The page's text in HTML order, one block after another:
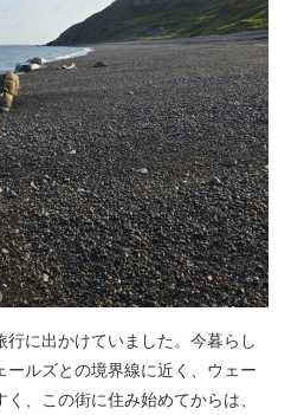
に出かけていました。今暮らし
ルズとの境界線に近く、ウェー
、この街に住み始めてからは、